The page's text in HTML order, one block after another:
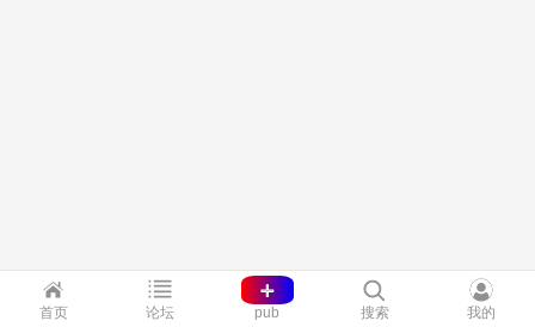
首页 论坛
+
pub 搜索 我的